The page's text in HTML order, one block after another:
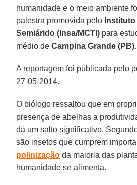
humanidade e o meio ambiente
palestra promovida pelo
Semiárido (Insa/MCTI) para
médio deCampina Grande (PB).
A reportagem foi publicada pelo
27-05-2014.
O biólogo ressaltou que em
presença de abelhas a
dá um salto significativo.
são insetos que cumprem
polinização da maioria das
humanidade se alimenta.